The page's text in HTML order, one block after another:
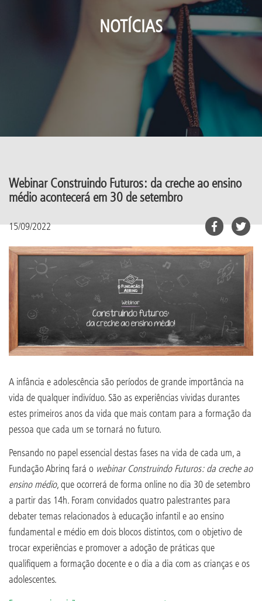
NOTÍCIAS
Webinar Construindo Futuros: da creche ao ensino
médio acontecerá em 30 de setembro
15/09/2022
A infância e adolescência são períodos de grande importância na
vida de qualquer indivíduo. São as experiências vividas durantes
estes primeiros anos da vida que mais contam para a formação da
pessoa que cada um se tornará no futuro.
Pensando no papel essencial destas fases na vida de cada um, a
Fundação Abrinq fará o webinar Construindo Futuros: da creche ao
ensino médio, que ocorrerá de forma online no dia 30 de setembro
a partir das 14h. Foram convidados quatro palestrantes para
debater temas relacionados à educação infantil e ao ensino
fundamental e médio em dois blocos distintos, com o objetivo de
trocar experiências e promover a adoção de práticas que
qualifiquem a formação docente e o dia a dia com as crianças e os
adolescentes.